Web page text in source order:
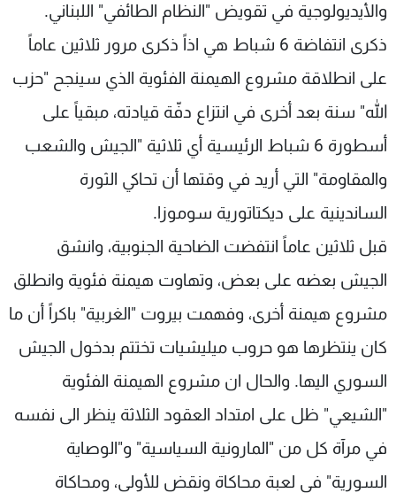
والأيديولوجية في تقويض "النظام الطائفي" اللبناني.
ذكرى انتفاضة 6 شباط هي اذاً ذكرى مرور ثلاثين عاماً
على انطلاقة مشروع الهيمنة الفئوية الذي سينجح "حزب
الله" سنة بعد أخرى في انتزاع دفّة قيادته، مبقياً على
أسطورة 6 شباط الرئيسية أي ثلاثية "الجيش والشعب
والمقاومة" التي أريد في وقتها أن تحاكي الثورة
الساندينية على ديكتاتورية سوموزا.
قبل ثلاثين عاماً انتفضت الضاحية الجنوبية، وانشق
الجيش بعضه على بعض، وتهاوت هيمنة فئوية وانطلق
مشروع هيمنة أخرى، وفهمت بيروت "الغربية" باكراً أن ما
كان ينتظرها هو حروب ميليشيات تختتم بدخول الجيش
السوري اليها. والحال ان مشروع الهيمنة الفئوية
"الشيعي" ظل على امتداد العقود الثلاثة ينظر الى نفسه
في مرآة كل من "المارونية السياسية" و"الوصاية
السورية" في لعبة محاكاة ونقض للأولى، ومحاكاة